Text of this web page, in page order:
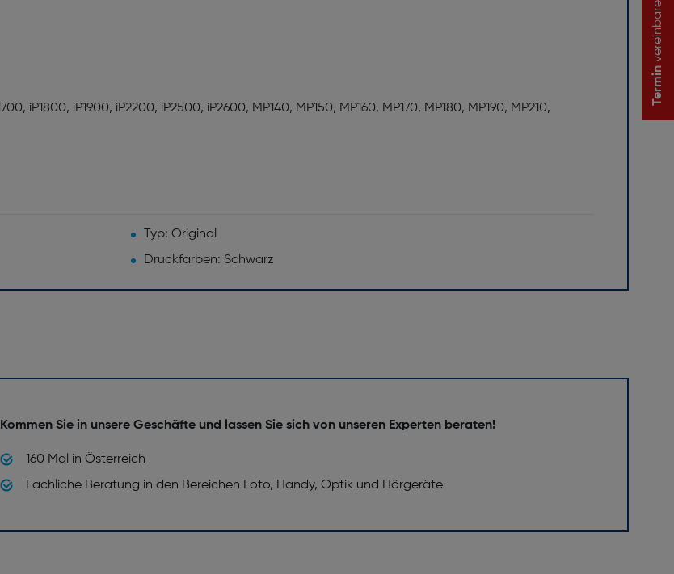
iP1800, iP1900, iP2200, iP2500, iP2600, MP140, MP150, MP160, MP170, MP180, MP190, MP210,
Typ: Original
Druckfarben: Schwarz
Kommen Sie in unsere Geschäfte und lassen Sie sich von unseren Experten beraten!
160 Mal in Österreich
Fachliche Beratung in den Bereichen Foto, Handy, Optik und Hörgeräte
Termin
vereinbaren